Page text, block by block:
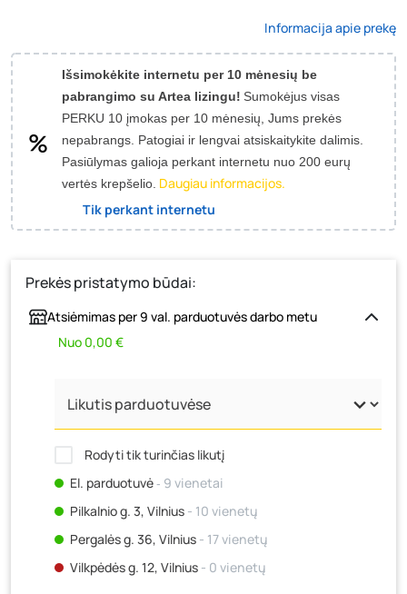
Informacija apie prekę
Išsimokėkite internetu per 10 mėnesių be
pabrangimo su Artea lizingu! Sumokėjus visas
PERKU 10 įmokas per 10 mėnesių, Jums prekės
nepabrangs. Patogiai ir lengvai atsiskaitykite dalimis.
Pasiūlymas galioja perkant internetu nuo 200 eurų
vertės krepšelio. Daugiau informacijos.
Tik perkant internetu
Prekės pristatymo būdai:
Atsiėmimas per 9 val. parduotuvės darbo metu
Nuo 0,00 €
Rodyti tik turinčias likutį
El. parduotuvė‐ 9 vienetai
Pilkalnio g. 3, Vilnius - 10 vienetų
Pergalės g. 36, Vilnius - 17 vienetų
Vilkpėdės g. 12, Vilnius - 0 vienetų